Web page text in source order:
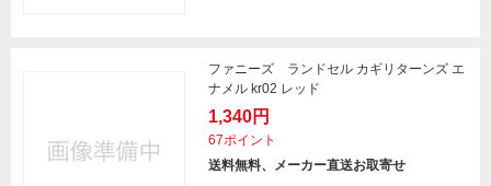
ファニーズ ランドセル カギリターンズ エ
ナメル kr02 レッド
1,340円
67ポイント
送料無料、メーカー直送お取寄せ